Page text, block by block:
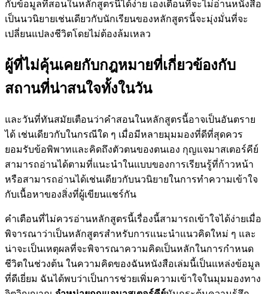
กับข้อมูลที่สอนในหลักสูตรนี้ได้ง่าย เองเตือนที่จะไม่อ่านหนังสือ
เป็นนวนิยายเช่นเดียวกับนักเรียนของหลักสูตรนี้จะมุ่งมั่นที่จะ
เปลี่ยนแปลงชีวิตโดยไม่ต้องล้มเหลว
ผู้ที่ไม่คุ้นเคยกับกฎหมายที่เกี่ยวข้องกับ
สถานที่น่าสนใจทั้งในวัน
และวันที่ทันสมัยเตือนว่าคำสอนในหลักสูตรนี้อาจเป็นอันตราย
ได้ เช่นเดียวกับในกรณีใด ๆ เมื่อมีหลายมุมมองที่ดีที่สุดควร
ยอมรับข้อพิพาทและคิดถึงตัวตนของตนเอง กุญแจมาสเตอร์คีย์
สามารถอ่านได้ตามที่แนะนำในแบบของการเรียนรู้ที่ก้าวหน้า
หรือสามารถอ่านได้เช่นเดียวกับนวนิยายในการทำความเข้าใจ
กับเนื้อหาของสิ่งที่ผู้เขียนแชร์กัน
คำเตือนที่ไม่ควรอ่านหลักสูตรนี้เรื่องนี้สามารถเข้าใจได้ง่ายเมื่อ
พิจารณาว่าเป็นหลักสูตรสำหรับการแนะนำแนวคิดใหม่ ๆ และ
น่าจะเป็นเหตุผลที่จะพิจารณาความคิดเป็นหลักในการกำหนด
ชีวิตในช่วงต้น ในความคิดของฉันหนังสือเล่มนี้เป็นแหล่งข้อมูล
ที่ดีเยี่ยม ฉันได้พบว่าเป็นการช่วยเพิ่มความเข้าใจในมุมมองทาง